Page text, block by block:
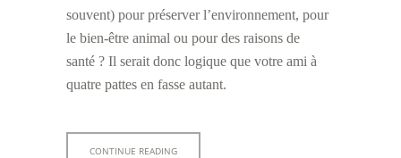
souvent) pour préserver l’environnement, pour
le bien-être animal ou pour des raisons de
santé ? Il serait donc logique que votre ami à
quatre pattes en fasse autant.
CONTINUE READING